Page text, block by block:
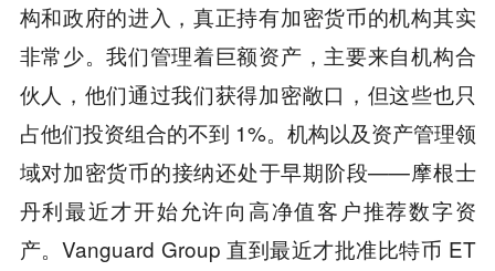
构和政府的进入，真正持有加密货币的机构其实
非常少。我们管理着巨额资产，主要来自机构合
伙人，他们通过我们获得加密敞口，但这些也只
占他们投资组合的不到 1%。机构以及资产管理领
域对加密货币的接纳还处于早期阶段——摩根士
丹利最近才开始允许向高净值客户推荐数字资
产。Vanguard Group 直到最近才批准比特币 ET